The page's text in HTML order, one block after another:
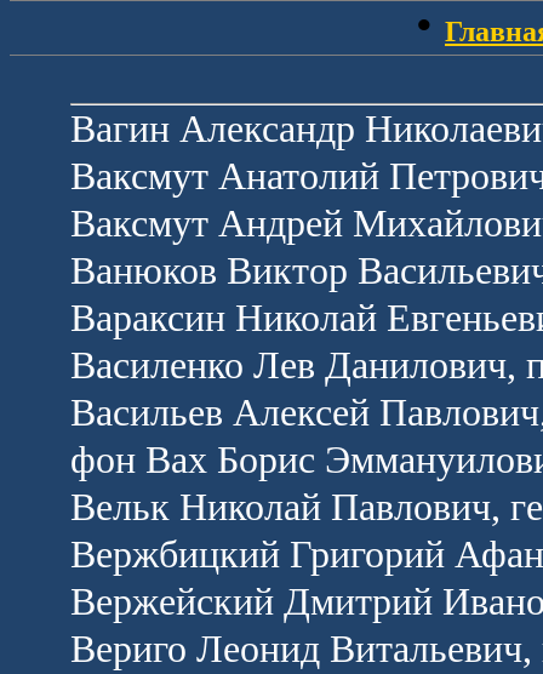
•
Вагин Александр
Ваксмут Анатолий
Ваксмут Андрей
Ванюков Виктор
Вараксин Николай
Василенко Лев Данилович,
Васильев Алексей
фон Вах Борис
Вельк Николай Павлович,
Вержбицкий Григорий
Вержейский Дмитрий
Вериго Леонид Витальевич,